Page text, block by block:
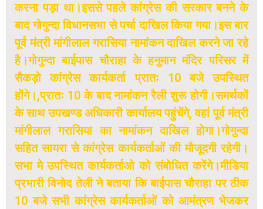
करना पड़ा था।इससे पहले कांग्रेस की सरकार बनने के
बाद गोगुन्दा विधानसभा से पर्चा दाखिल किया गया।इस बार
पूर्व मंत्री मांगीलाल गरासिया नामांकन दाखिल करने जा रहे
है।गोगुन्दा बाईपास चौराहा के हनुमान मंदिर परिसर में
सैकड़ो कांग्रेस कार्यकर्ता प्रातः 10 बजे उपस्थित
होंगे।,प्रातः 10 के बाद नामांकन रैली शुरू होगी।समर्थकों
के साथ उपखण्ड अधिकारी कार्यालय पहुंचेंगे, वहां पूर्व मंत्री
मांगीलाल गरासिया का नामांकन दाखिल होगा।गोगुन्दा
सहित सायरा से कांग्रेस कार्यकर्ताओं की मौजूदगी रहेगी।
सभा मे उपस्थित कार्यकर्ताओ को संबोधित करेंगे।मीडिया
प्रभारी विनोद तेली ने बताया कि बाईपास चौराहा पर ठीक
10 बजे सभी कांग्रेस कार्यकर्ताओं को आमंत्रण भेजकर